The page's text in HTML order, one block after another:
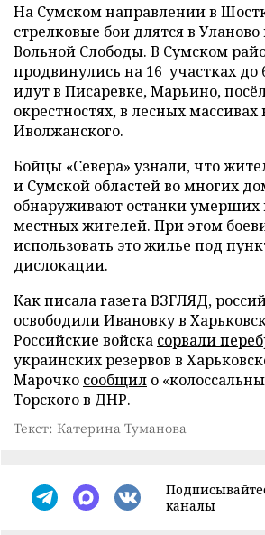
На Сумском направлении в
стрелковые бои длятся в
Вольной Слободы. В Сумском
продвинулись на 16 участках до
идут в Писаревке, Марьино,
окрестностях, в лесных
Иволжанского.
Бойцы «Севера» узнали, что
и Сумской областей во многих
обнаруживают останки умерших
местных жителей. При этом
использовать это жилье под
дислокации.
Как писала газета ВЗГЛЯД,
освободилиИвановку в
Российские войска сорвали
украинских резервов в
Марочко сообщил о
Торского в ДНР.
Текст: Катерина Туманова
каналы